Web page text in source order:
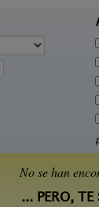
No se han
... PERO, TE